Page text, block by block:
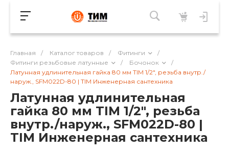
Главная / Каталог товаров / Фитинги
/
Фитинги резьбовые латунные
/ Бочонок
/
Латунная удлинительная гайка 80 мм TIM 1/2", резьба внутр./
наруж., SFM022D-80 | TIM Инженерная сантехника
Латунная удлинительная
гайка 80 мм TIM 1/2", резьба
внутр./наруж., SFM022D-80 |
TIM Инженерная сантехника